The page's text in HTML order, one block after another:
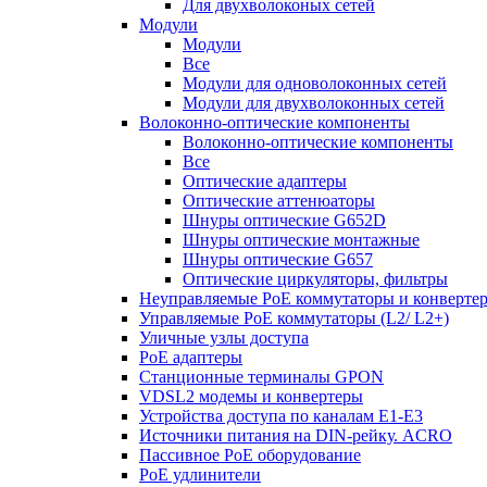
Для двухволоконых сетей
Модули
Модули
Все
Модули для одноволоконных сетей
Модули для двухволоконных сетей
Волоконно-оптические компоненты
Волоконно-оптические компоненты
Все
Оптические адаптеры
Оптические аттенюаторы
Шнуры оптические G652D
Шнуры оптические монтажные
Шнуры оптические G657
Оптические циркуляторы, фильтры
Неуправляемые PoE коммутаторы и
Управляемые PoE коммутаторы (L2/ L2+)
Уличные узлы доступа
PoE адаптеры
Станционные терминалы GPON
VDSL2 модемы и конвертеры
Устройства доступа по каналам E1-E3
Источники питания на DIN-рейку. ACRO
Пассивное PoE оборудование
PoE удлинители